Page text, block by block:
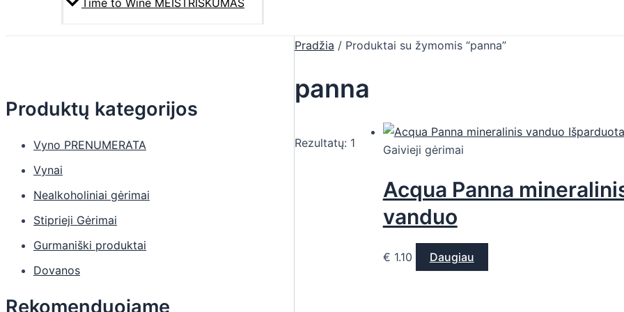
Time to Wine MEISTRIŠKUMAS
Produktų kategorijos
Vyno PRENUMERATA
Vynai
Nealkoholiniai gėrimai
Stiprieji Gėrimai
Gurmaniški produktai
Dovanos
Rekomenduojame
Pradžia / Produktai su žymomis “panna”
panna
Rezultatų: 1
Išparduota
Gaivieji gėrimai
Acqua Panna
vanduo
€ 1.10 Daugiau